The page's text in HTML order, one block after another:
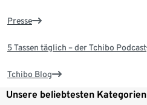
Presse
5 Tassen täglich – der Tchibo Podcast
Tchibo Blog
Unsere beliebtesten Kategorien